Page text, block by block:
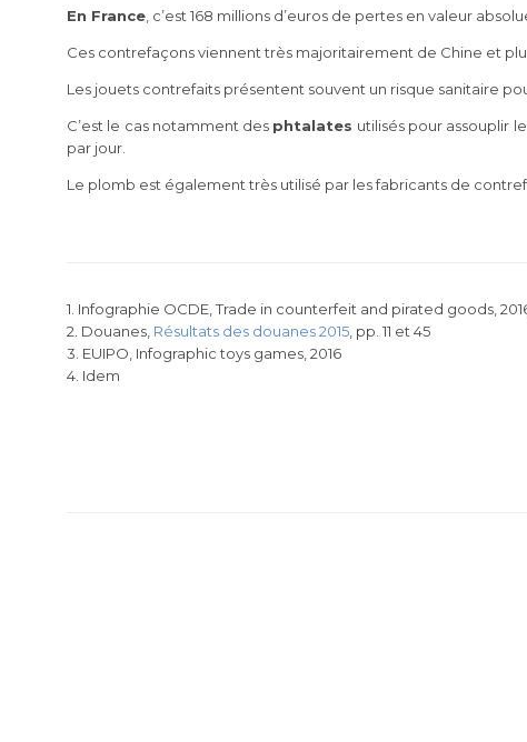
En France, c’est 168 millions d’euros de pertes en valeur
Ces contrefaçons viennent très majoritairement de Chine et
Les jouets contrefaits présentent souvent un risque sanitaire
C’est le cas notamment des phtalates utilisés pour assouplir
par jour.
Le plomb est également très utilisé par les fabricants de
1. Infographie OCDE,Trade in counterfeit and pirated goods,
2. Douanes, Résultats des douanes 2015, pp. 11 et 45
3. EUIPO, Infographic toys games, 2016
4. Idem